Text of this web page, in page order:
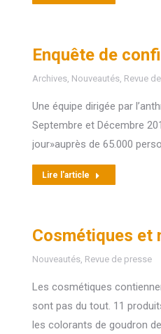
Enquête de
Archives Nouveautés Revue
Une équipe dirigée par
Septembre et Décembre
jour»auprès de 65.000
Lire l'article
Cosmétiques et
Nouveautés Revue de presse
Les cosmétiques
sont pas du tout. 11
les colorants de goudron